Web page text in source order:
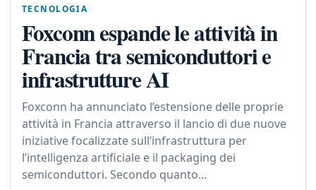
TECNOLOGIA
Foxconn espande le attività in
Francia tra semiconduttori e
infrastrutture AI
Foxconn ha annunciato l’estensione delle proprie
attività in Francia attraverso il lancio di due nuove
iniziative focalizzate sull’infrastruttura per
l’intelligenza artificiale e il packaging dei
semiconduttori. Secondo quanto...